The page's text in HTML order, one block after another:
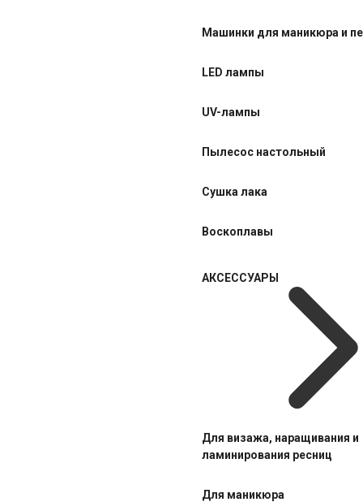
Машинки для маникюра и
LED лампы
UV-лампы
Пылесос настольный
Сушка лака
Воскоплавы
АКСЕССУАРЫ
Для визажа, наращивания и
ламинирования ресниц
Для маникюра